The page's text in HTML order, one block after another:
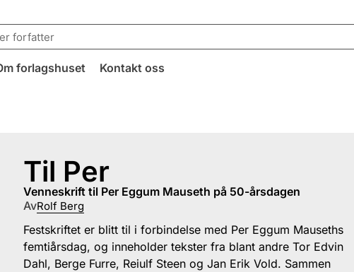
forlagshuset Kontakt oss
Til Per
venneskrift til Per Eggum Mauseth på 50-årsdagen
AvRolf Berg
Festskriftet er blitt til i forbindelse med Per Eggum Mauseths
femtiårsdag, og inneholder tekster fra blant andre Tor Edvin
Dahl, Berge Furre, Reiulf Steen og Jan Erik Vold. Sammen